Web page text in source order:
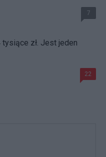
7
zł. Jest jeden
22